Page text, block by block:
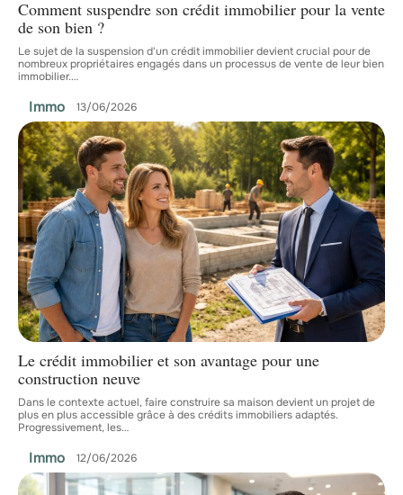
Comment suspendre son crédit immobilier pour la vente
de son bien ?
Le sujet de la suspension d'un crédit immobilier devient crucial pour de
nombreux propriétaires engagés dans un processus de vente de leur bien
immobilier.…
Immo 13/06/2026
Le crédit immobilier et son avantage pour une
construction neuve
Dans le contexte actuel, faire construire sa maison devient un projet de
plus en plus accessible grâce à des crédits immobiliers adaptés.
Progressivement, les…
Immo 12/06/2026